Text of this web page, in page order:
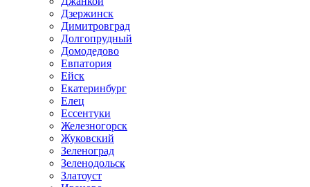
Дзержинск
Димитровград
Долгопрудный
Домодедово
Евпатория
Ейск
Екатеринбург
Елец
Ессентуки
Железногорск
Жуковский
Зеленоград
Зеленодольск
Златоуст